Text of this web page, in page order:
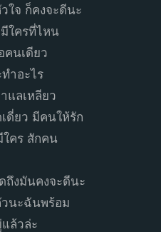
ใจ ก็คงจะดีนะ
ใครที่ไหน
คนเดียว
ำอะไร
แลเหลียว
ดี่ยว มีคนให้รัก
คร สักคน
ถึงมันคงจะดีนะ
วนะฉันพร้อม
ล้วล่ะ